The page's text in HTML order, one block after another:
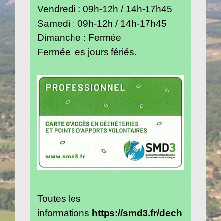
Vendredi : 09h-12h / 14h-17h45
Samedi : 09h-12h / 14h-17h45
Dimanche : Fermée
Fermée les jours fériés.
Toutes les
informations https://smd3.fr/dech